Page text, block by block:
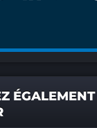
ÉGALEMENT